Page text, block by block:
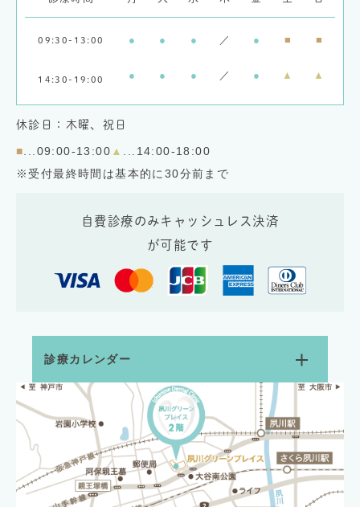
09:30-13:00 ● ● ● ／ ● ■ ■
14:30-19:00 ● ● ● ／ ● ▲ ▲
休診日：木曜、祝日
■ ...09:00-13:00 ▲
...14:00-18:00
※受付最終時間は基本的に30分前まで
自費診療のみキャッシュレス決済
が可能です
診療カレンダー